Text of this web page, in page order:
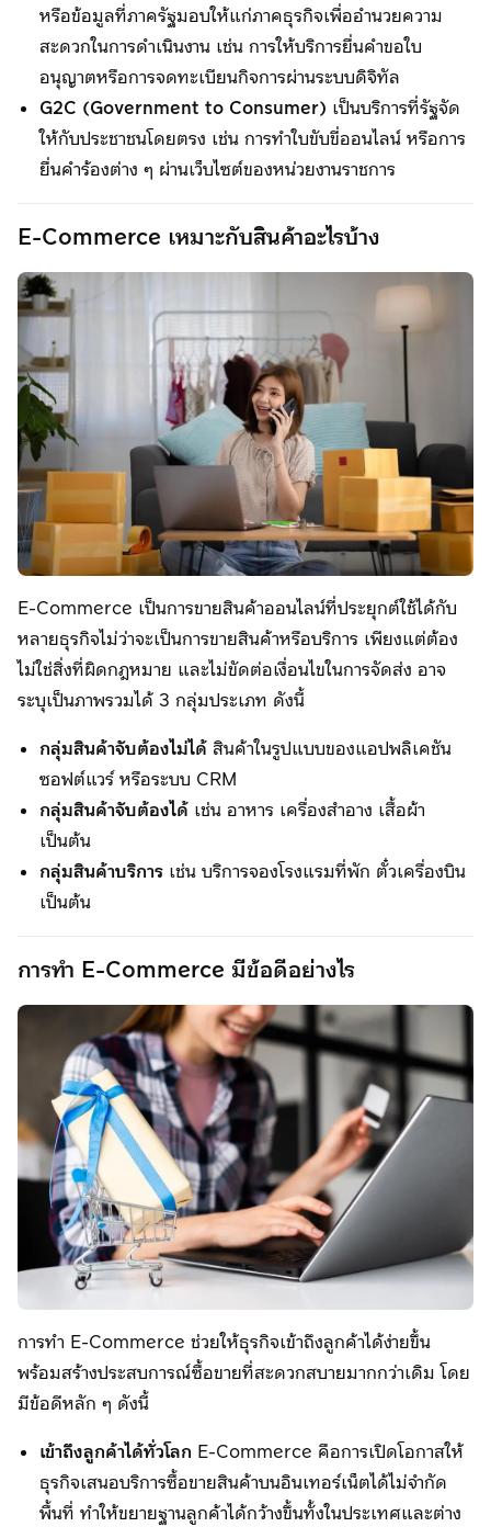
หรือข้อมูลที่ภาครัฐมอบให้แก่ภาคธุรกิจเพื่ออำนวยความ
สะดวกในการดำเนินงาน เช่น การให้บริการยื่นคำขอใบ
อนุญาตหรือการจดทะเบียนกิจการผ่านระบบดิจิทัล
G2C (Government to Consumer) เป็นบริการที่รัฐจัด
ให้กับประชาชนโดยตรง เช่น การทำใบขับขี่ออนไลน์ หรือการ
ยื่นคำร้องต่าง ๆ ผ่านเว็บไซต์ของหน่วยงานราชการ
E-Commerce เหมาะกับสินค้าอะไรบ้าง
E-Commerce เป็นการขายสินค้าออนไลน์ที่ประยุกต์ใช้ได้กับ
หลายธุรกิจไม่ว่าจะเป็นการขายสินค้าหรือบริการ เพียงแต่ต้อง
ไม่ใช่สิ่งที่ผิดกฎหมาย และไม่ขัดต่อเงื่อนไขในการจัดส่ง อาจ
ระบุเป็นภาพรวมได้ 3 กลุ่มประเภท ดังนี้
กลุ่มสินค้าจับต้องไม่ได้ สินค้าในรูปแบบของแอปพลิเคชัน
ซอฟต์แวร์ หรือระบบ CRM
กลุ่มสินค้าจับต้องได้ เช่น อาหาร เครื่องสำอาง เสื้อผ้า
เป็นต้น
กลุ่มสินค้าบริการ เช่น บริการจองโรงแรมที่พัก ตั๋วเครื่องบิน
เป็นต้น
การทำ E-Commerce มีข้อดีอย่างไร
การทำ E-Commerce ช่วยให้ธุรกิจเข้าถึงลูกค้าได้ง่ายขึ้น
พร้อมสร้างประสบการณ์ซื้อขายที่สะดวกสบายมากกว่าเดิม โดย
มีข้อดีหลัก ๆ ดังนี้
เข้าถึงลูกค้าได้ทั่วโลก E-Commerce คือการเปิดโอกาสให้
ธุรกิจเสนอบริการซื้อขายสินค้าบนอินเทอร์เน็ตได้ไม่จำกัด
พื้นที่ ทำให้ขยายฐานลูกค้าได้กว้างขึ้นทั้งในประเทศและต่าง